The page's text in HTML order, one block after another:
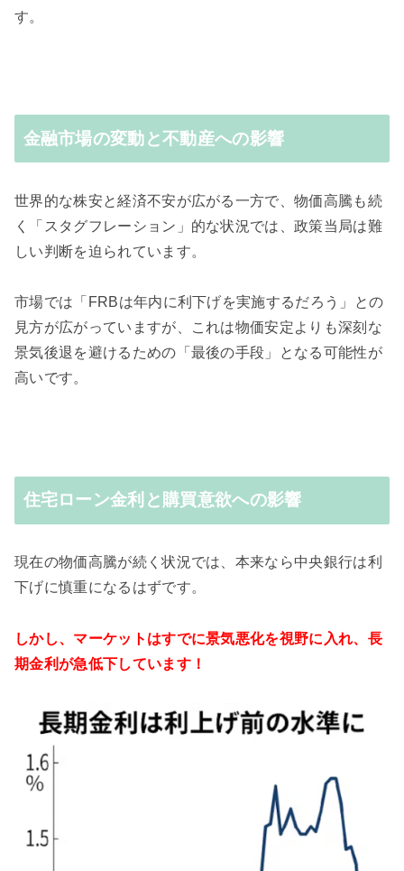
す。
金融市場の変動と不動産への影響
世界的な株安と経済不安が広がる一方で、物価高騰も続
く「スタグフレーション」的な状況では、政策当局は難
しい判断を迫られています。
市場では「FRBは年内に利下げを実施するだろう」との
見方が広がっていますが、これは物価安定よりも深刻な
景気後退を避けるための「最後の手段」となる可能性が
高いです。
住宅ローン金利と購買意欲への影響
現在の物価高騰が続く状況では、本来なら中央銀行は利
下げに慎重になるはずです。
しかし、マーケットはすでに景気悪化を視野に入れ、長
期金利が急低下しています！